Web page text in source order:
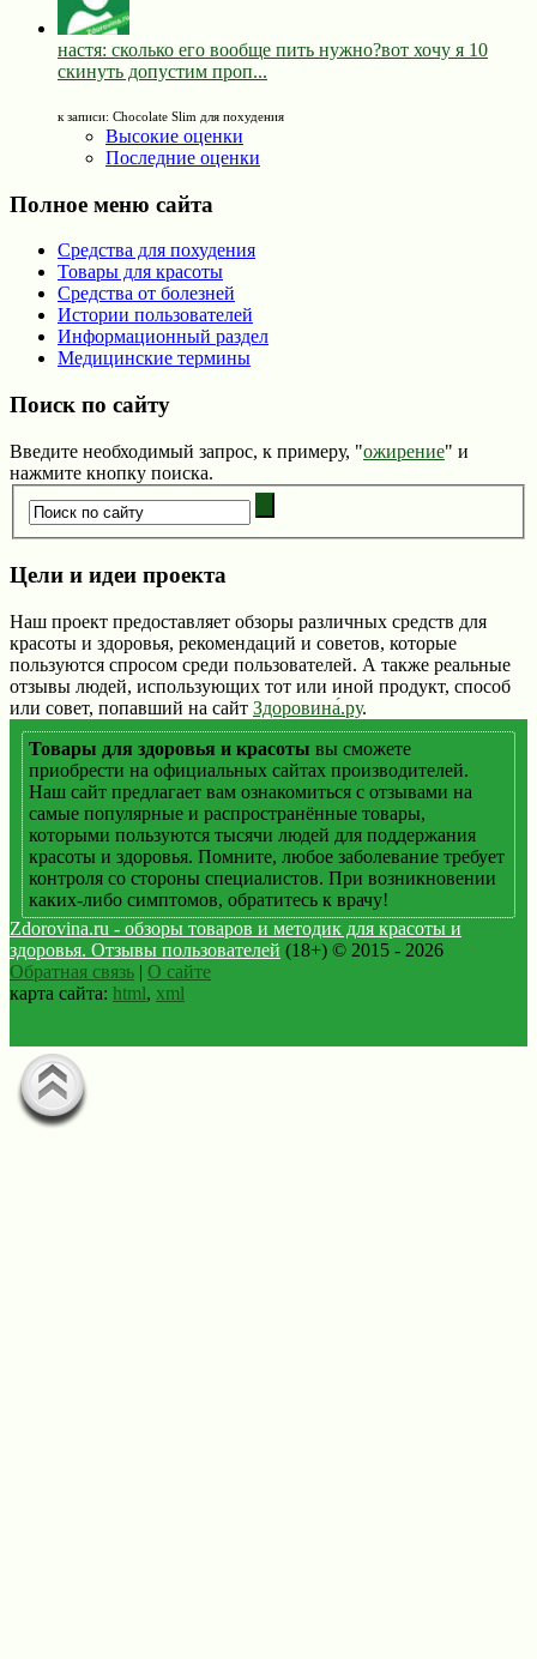
настя: сколько его вообще пить нужно?вот хочу я 10
скинуть допустим проп...
к записи: Chocolate Slim для похудения
Высокие оценки
Последние оценки
Полное меню сайта
Средства для похудения
Товары для красоты
Средства от болезней
Истории пользователей
Информационный раздел
Медицинские термины
Поиск по сайту
Введите необходимый запрос, к примеру, "ожирение" и
нажмите кнопку поиска.
Цели и идеи проекта
Наш проект предоставляет обзоры различных средств для
красоты и здоровья, рекомендаций и советов, которые
пользуются спросом среди пользователей. А также реальные
отзывы людей, использующих тот или иной продукт, способ
или совет, попавший на сайт Здоровина́.ру.
Товары для здоровья и красоты вы сможете
приобрести на официальных сайтах производителей.
Наш сайт предлагает вам ознакомиться с отзывами на
самые популярные и распространённые товары,
которыми пользуются тысячи людей для поддержания
красоты и здоровья. Помните, любое заболевание требует
контроля со стороны специалистов. При возникновении
каких-либо симптомов, обратитесь к врачу!
Zdorovina.ru - обзоры товаров и методик для красоты и
здоровья. Отзывы пользователей (18+) © 2015 - 2026
Обратная связь | О сайте
карта сайта: html, xml